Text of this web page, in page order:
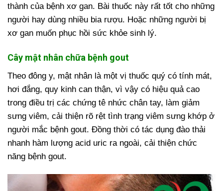
thành của bệnh xơ gan. Bài thuốc này rất tốt cho những
người hay dùng nhiều bia rượu. Hoặc những người bị
xơ gan muốn phục hồi sức khỏe sinh lý.
Cây mật nhân chữa bệnh gout
Theo đông y, mật nhân là một vị thuốc quý có tính mát,
hơi đắng, quy kinh can thận, vì vậy có hiệu quả cao
trong điều trị các chứng tê nhức chân tay, làm giảm
sưng viêm, cải thiện rõ rệt tình trạng viêm sưng khớp ở
người mắc bệnh gout. Đồng thời có tác dụng đào thải
nhanh hàm lượng acid uric ra ngoài, cải thiện chức
năng bệnh gout.